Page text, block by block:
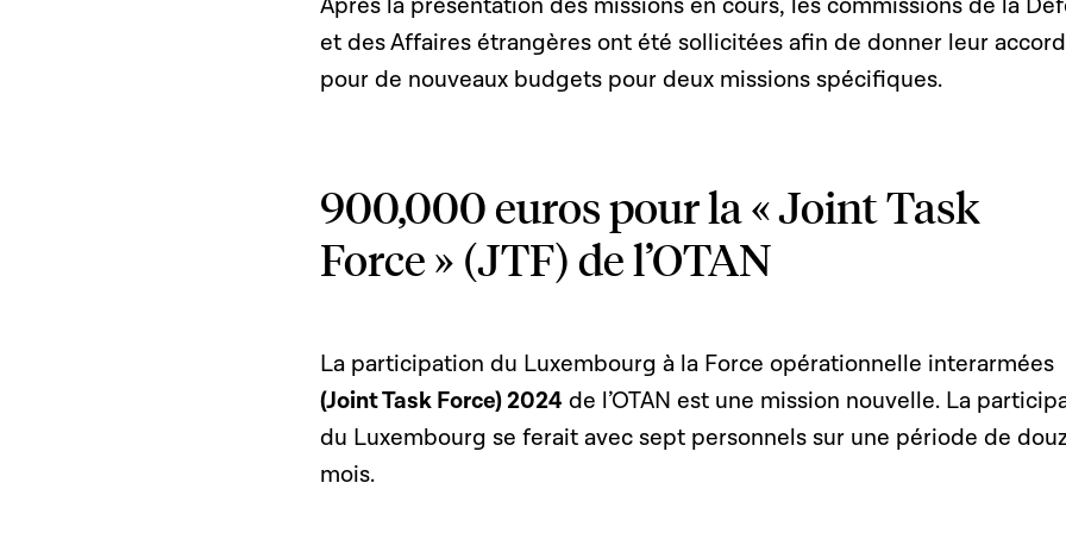
Après la présentation des missions en cours, les commissions de la
et des Affaires étrangères ont été sollicitées afin de donner leur accord
pour de nouveaux budgets pour deux missions spécifiques.
900,000 euros pour la « Joint Task
Force » (JTF) de l’OTAN
La participation du Luxembourg à la Force opérationnelle interarmées
(Joint Task Force) 2024 de l’OTAN est une mission nouvelle. La
du Luxembourg se ferait avec sept personnels sur une période de
mois.